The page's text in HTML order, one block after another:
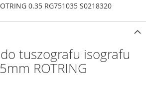
0.35 RG751035 S0218320
tuszografu isografu
ROTRING